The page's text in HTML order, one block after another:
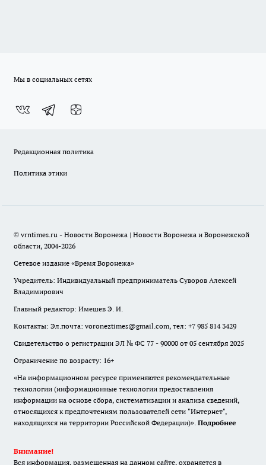
Мы в социальных сетях
Редакционная политика
Политика этики
© vrntimes.ru - Новости Воронежа | Новости Воронежа и Воронежской
области, 2004-2026
Сетевое издание «Время Воронежа»
Учредитель: Индивидуальный предприниматель Суворов Алексей
Владимирович
Главный редактор: Имешев Э. И.
Контакты: Эл.почта: voroneztimes@gmail.com, тел: +7 985 814 3429
Свидетельство о регистрации ЭЛ № ФС 77 - 90000 от 05 сентября 2025
Ограничение по возрасту: 16+
«На информационном ресурсе применяются рекомендательные
технологии (информационные технологии предоставления
информации на основе сбора, систематизации и анализа сведений,
относящихся к предпочтениям пользователей сети "Интернет",
находящихся на территории Российской Федерации)». Подробнее
Внимание!
Вся информация, размещенная на данном сайте, охраняется в